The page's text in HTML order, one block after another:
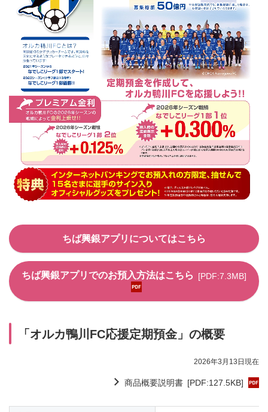
ちば興銀アプリについてはこちら
ちば興銀アプリでのお預入方法はこちら [PDF:7.3MB]
「オルカ鴨川FC応援定期預金」の概要
2026年3月13日現在
商品概要説明書 [PDF:127.5KB]